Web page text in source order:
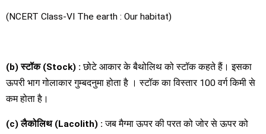
(NCERT Class-VI The earth : Our habitat)
(b)स्टॉक (Stock) : छोटे आकार के बैथोलिथ को स्टॉक कहते हैं। इसका
ऊपरी भाग गोलाकार गुम्बदनुमा होता है । स्टॉक का विस्तार 100 वर्ग किमी से
कम होता है।
(c)लैकोलिथ (Lacolith) : जब मैग्मा ऊपर की परत को जोर से ऊपर को